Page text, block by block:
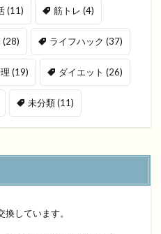
(11) 筋トレ (4)
(28) ライフハック (37)
(19) ダイエット (26)
未分類(11)
しています。